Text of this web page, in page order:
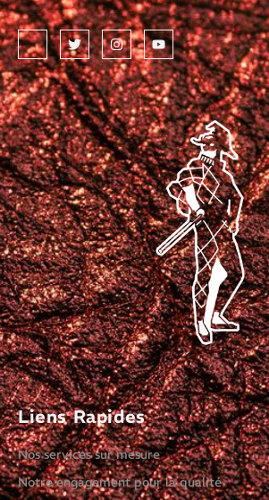
Liens Rapides
Nos services sur mesure
Notre engagement pour la qualité